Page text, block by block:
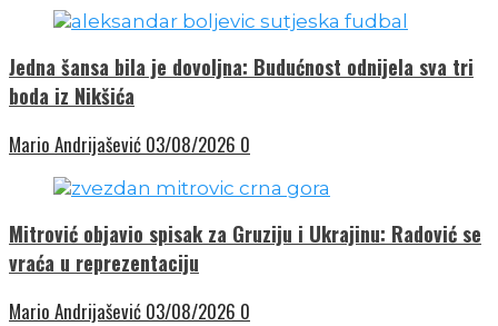
Jedna šansa bila je dovoljna: Budućnost odnijela sva tri
boda iz Nikšića
Mario Andrijašević 03/08/2026 0
Mitrović objavio spisak za Gruziju i Ukrajinu: Radović se
vraća u reprezentaciju
Mario Andrijašević 03/08/2026 0